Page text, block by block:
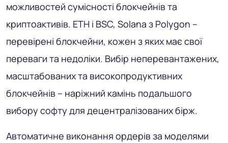
можливостей сумісності блокчейнів та
криптоактивів. ETH і BSC, Solana з Polygon –
перевірені блокчейни, кожен з яких має свої
переваги та недоліки. Вибір неперевантажених,
масштабованих та високопродуктивних
блокчейнів – наріжний камінь подальшого
вибору софту для децентралізованих бірж.
Автоматичне виконання ордерів за моделями